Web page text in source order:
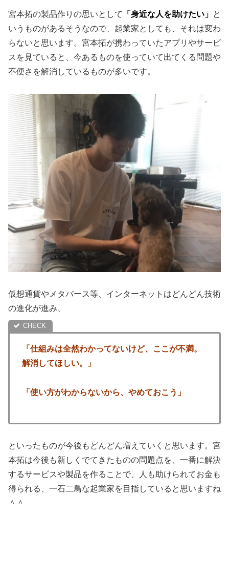
宮本拓の製品作りの思いとして 「身近な人を助けたい」 と
いうものがあるそうなので、起業家としても、それは変わ
らないと思います。宮本拓が携わっていたアプリやサービ
スを見ていると、今あるものを使っていて出てくる問題や
不便さを解消しているものが多いです。
仮想通貨やメタバース等、インターネットはどんどん技術
の進化が進み、
「仕組みは全然わかってないけど、ここが不満。
解消してほしい。」
「使い方がわからないから、やめておこう」
といったものが今後もどんどん増えていくと思います。宮
本拓は今後も新しくでてきたものの問題点を、一番に解決
するサービスや製品を作ることで、人も助けられてお金も
得られる、一石二鳥な起業家を目指していると思いますね
＾＾